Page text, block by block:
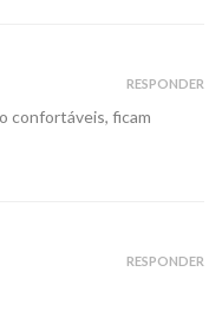
confortáveis, ficam
RESPONDER
RESPONDER